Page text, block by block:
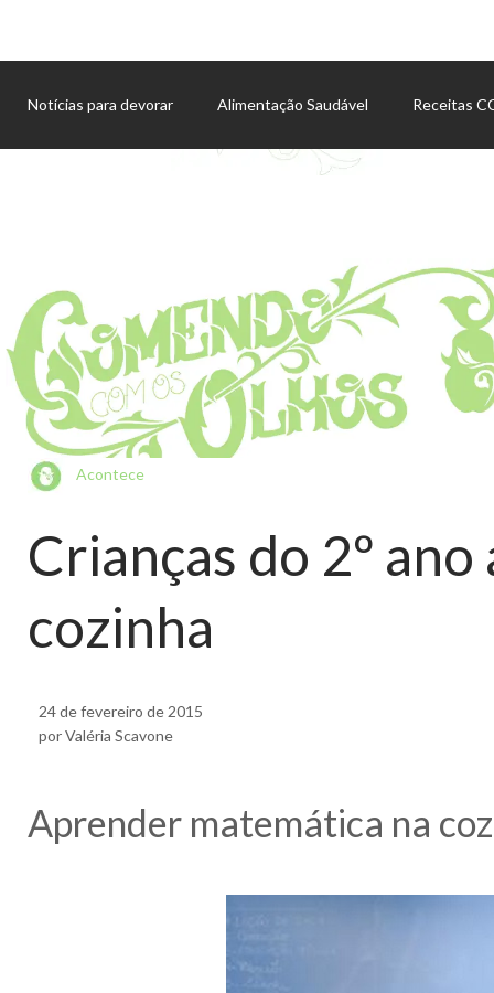
Notícias para devorar Alimentação Saudável Receitas
Acontece
Crianças do 2º
cozinha
24 de fevereiro de 2015
por Valéria Scavone
Aprender matemática na